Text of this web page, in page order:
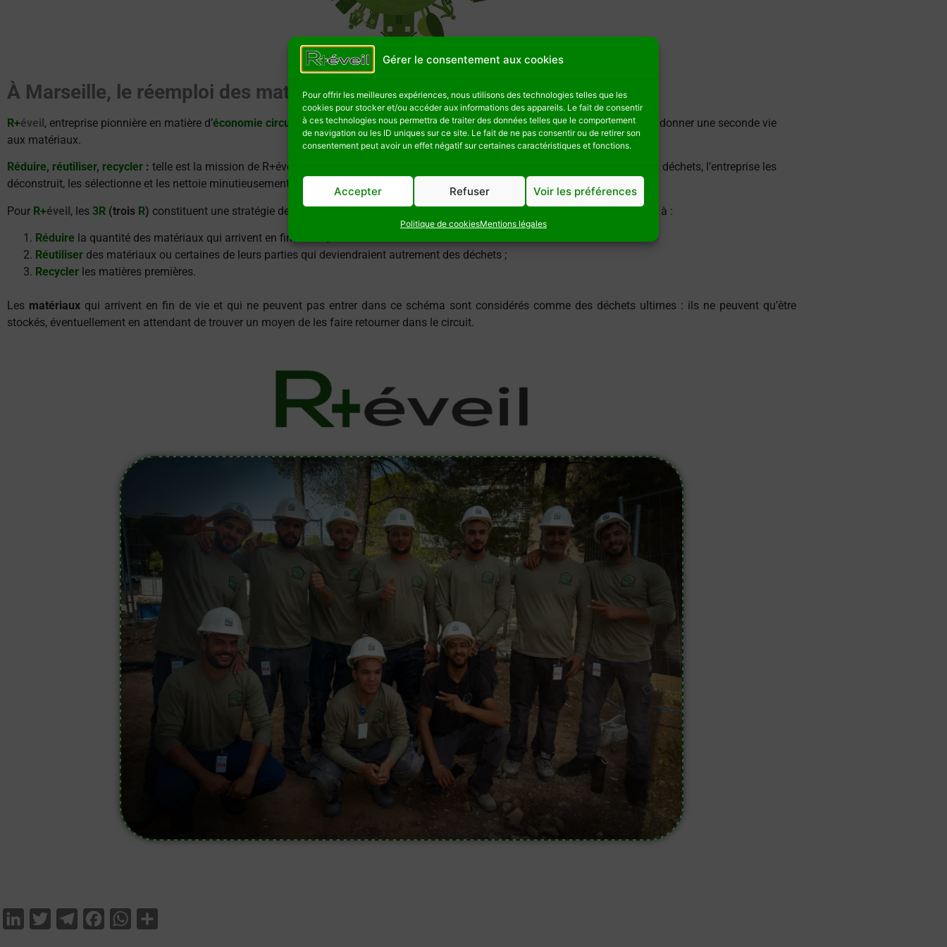
Gérer le consentement aux cookies
Pour offrir les meilleures expériences, nous utilisons des technologies telles que les
cookies pour stocker et/ou accéder aux informations des appareils. Le fait de consentir
à ces technologies nous permettra de traiter des données telles que le comportement
de navigation ou les ID uniques sur ce site. Le fait de ne pas consentir ou de retirer son
consentement peut avoir un effet négatif sur certaines caractéristiques et fonctions.
Accepter Refuser Voir les préférences
Politique de cookiesMentions légales
À Marseille, le réemploi des matériaux de construction prend son envol !
R+éveil, entreprise pionnière en matière d’économie circulaire, propose des solutions innovantes pour réduire les déchets duBTP
et donner une seconde vie
aux matériaux.
Réduire, réutiliser, recycler : telle est la mission de R+éveil. En effet, au lieu de considérer les matériaux de construction comme des déchets, l’entreprise les
déconstruit, les sélectionne et les nettoie minutieusement pour leur offrir une nouvelle vie.
Pour R+éveil, les 3R (trois R) constituent une stratégie de gestion des matériaux en fin de vie et des déchets qui en découlent, visant à :
Réduire la quantité des matériaux qui arrivent en fin de vie ;
Réutiliser des matériaux ou certaines de leurs parties qui deviendraient autrement des déchets ;
Recycler les matières premières.
Les matériaux qui arrivent en fin de vie et qui ne peuvent pas entrer dans ce schéma sont considérés comme des déchets ultimes : ils ne peuvent qu’être
stockés, éventuellement en attendant de trouver un moyen de les faire retourner dans le circuit.
LinkedInTwitterTelegramFacebookWhatsApp